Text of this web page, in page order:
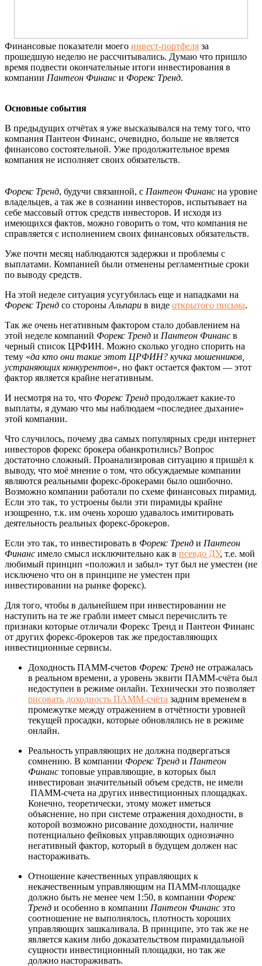
Финансовые показатели моего инвест-портфеля за
прошедшую неделю не рассчитывались. Думаю что пришло
время подвести окончательные итоги инвестирования в
компании Пантеон Финанс и Форекс Тренд.
Основные события
В предыдущих отчётах я уже высказывался на тему того, что
компания Пантеон Финанс, очевидно, больше не является
финансово состоятельной. Уже продолжительное время
компания не исполняет своих обязательств.
Форекс Тренд, будучи связанной, с Пантеон Финанс на уровне
владельцев, а так же в сознании инвесторов, испытывает на
себе массовый отток средств инвесторов. И исходя из
имеющихся фактов, можно говорить о том, что компания не
справляется с исполнением своих финансовых обязательств.
Уже почти месяц наблюдаются задержки и проблемы с
выплатами. Компанией были отменены регламентные сроки
по выводу средств.
На этой неделе ситуация усугубилась еще и нападками на
Форекс Тренд со стороны Альпари в виде открытого письма.
Так же очень негативным фактором стало добавлением на
этой неделе компаний Форекс Тренд и Пантеон Финанс в
черный список ЦРФИН. Можно сколько угодно спорить на
тему «да кто они такие этот ЦРФИН? кучка мошенников,
устраняющих конкурентов«, но факт остается фактом — этот
фактор является крайне негативным.
И несмотря на то, что Форекс Тренд продолжает какие-то
выплаты, я думаю что мы наблюдаем «последнее дыхание»
этой компании.
Что случилось, почему два самых популярных среди интернет
инвесторов форекс брокера обанкротились? Вопрос
достаточно сложный. Проанализировав ситуацию я пришёл к
выводу, что моё мнение о том, что обсуждаемые компании
являются реальными форекс-брокерами было ошибочно.
Возможно компании работали по схеме финансовых пирамид.
Если это так, то устроены были эти пирамиды крайне
изощренно, т.к. им очень хорошо удавалось имитировать
деятельность реальных форекс-брокеров.
Если это так, то инвестировать в Форекс Тренд и Пантеон
Финанс имело смысл исключительно как в псевдо ДУ, т.е. мой
любимый принцип «положил и забыл» тут был не уместен (не
исключено что он в принципе не уместен при
инвестировании на рынке форекс).
Для того, чтобы в дальнейшем при инвестировании не
наступить на те же грабли имеет смысл перечислить те
признаки которые отличали Форекс Тренд и Пантеон Финанс
от других форекс-брокеров так же предоставляющих
инвестиционные сервисы.
Доходность ПАММ-счетов Форекс Тренд не отражалась
в реальном времени, а уровень эквити ПАММ-счёта был
недоступен в режиме онлайн. Технически это позволяет
рисовать доходность ПАММ-счёта задним временем в
промежутке между отражением в отчётности уровней
текущей просадки, которые обновлялись не в режиме
онлайн.
Реальность управляющих не должна подвергаться
сомнению. В компании Форекс Тренд и Пантеон
Финанс топовые управляющие, в которых был
инвестирован значительный объем средств, не имели
ПАММ-счета на других инвестиционных площадках.
Конечно, теоретически, этому может иметься
объяснение, но при системе отражения доходности, в
которой возможно рисование доходности, наличие
потенциально фейковых управляющих однозначно
негативный фактор, который в будущем должен нас
настораживать.
Отношение качественных управляющих к
некачественным управляющим на ПАММ-площадке
должно быть не менее чем 1:50, в компании Форекс
Тренд и особенно в компании Пантеон Финанс это
соотношение не выполнялось, плотность хороших
управляющих зашкаливала. В принципе, это так же не
является каким либо доказательством пирамидальной
сущности инвестиционный площадки, но так же
должно настораживать.